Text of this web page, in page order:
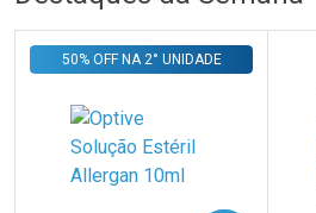
Ativar Desconto
50% OFF NA 2° UNIDADE